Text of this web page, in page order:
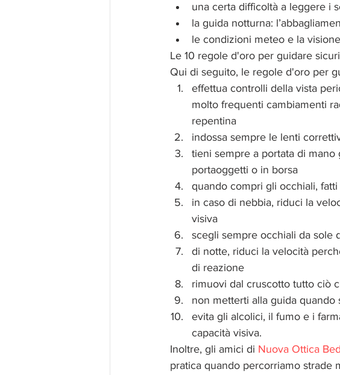
una certa difficoltà a leggere i
la guida notturna:
le condizioni meteo e la
Le 10 regole d'oro per guidare sicuri
Qui di seguito, le regole d'oro per
effettua controlli della vista
molto frequenti cambiamenti
repentina
indossa sempre le lenti
tieni sempre a portata di
portaoggetti o in borsa
quando compri gli occhiali,
in caso di nebbia, riduci la
visiva
scegli sempre occhiali da sole
di notte, riduci la velocità
di reazione
rimuovi dal cruscotto tutto ciò
non metterti alla guida quando
evita gli alcolici, il fumo e i
capacità visiva.
Inoltre, gli amici di Nuova Ottica Bed
pratica quando percorriamo strade